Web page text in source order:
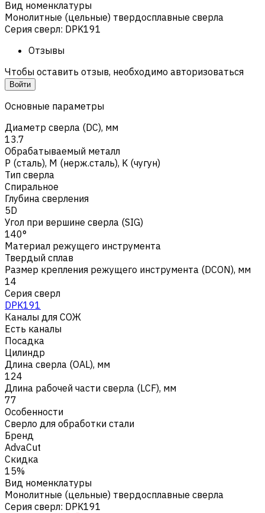
Вид номенклатуры
Монолитные (цельные) твердосплавные сверла
Серия сверл: DPK191
Отзывы
Чтобы оставить отзыв, необходимо авторизоваться
Войти
Основные параметры
Диаметр сверла (DC), мм
13.7
Обрабатываемый металл
Р (сталь), M (нерж.сталь), K (чугун)
Тип сверла
Спиральное
Глубина сверления
5D
Угол при вершине сверла (SIG)
140°
Материал режущего инструмента
Твердый сплав
Размер крепления режущего инструмента (DCON), мм
14
Серия сверл
DPK191
Каналы для СОЖ
Есть каналы
Посадка
Цилиндр
Длина сверла (OAL), мм
124
Длина рабочей части сверла (LCF), мм
77
Особенности
Сверло для обработки стали
Бренд
AdvaCut
Скидка
15%
Вид номенклатуры
Монолитные (цельные) твердосплавные сверла
Серия сверл: DPK191